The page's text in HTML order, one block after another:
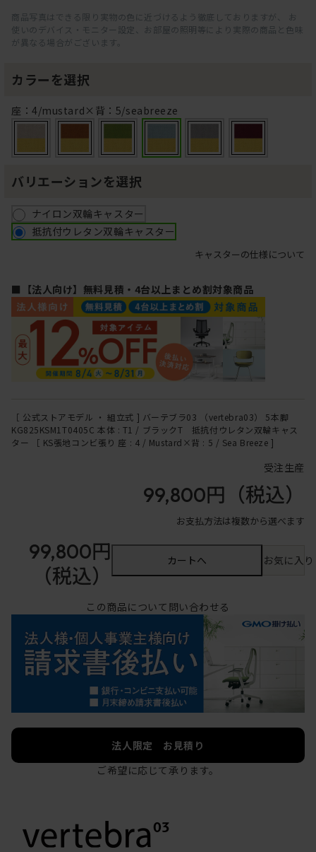
商品写真はできる限り実物の色に近づけるよう徹底しておりますが、 お
使いのデバイス・モニター設定、お部屋の照明等により実際の商品と色味
が異なる場合がございます。
カラーを選択
座：4/mustard×背：5/seabreeze
バリエーションを選択
ナイロン双輪キャスター
抵抗付ウレタン双輪キャスター
キャスターの仕様について
■【法人向け】無料見積・4台以上まとめ割対象商品
［ 公式ストアモデル ・ 組立式 ] バーテブラ03 （vertebra03） 5本脚
KG825KSM1T0405C 本体 : T1 / ブラックT 抵抗付ウレタン双輪キャス
ター ［ KS張地コンビ張り 座 : 4 / Mustard×背 : 5 / Sea Breeze ]
受注生産
99,800円 （税込）
お支払方法は複数から選べます
99,800円
（税込）
カートへ お気に入
この商品について問い合わせる
法人限定 お見積り
ご希望に応じて承ります。